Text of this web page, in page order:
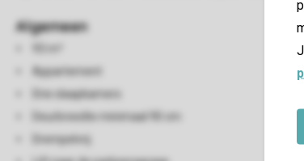
Algemeen
Appartement
Drie slaapkamers
Deurbreedte minimaal 90 cm
Drempelvrij